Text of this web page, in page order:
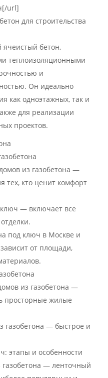
url]
для строительства
ячеистый бетон,
теплоизоляционными
и
Он идеально
как одноэтажных, так и
для реализации
проектов.
из газобетона —
тех, кто ценит комфорт
— включает все
под ключ в Москве и
от площади,
из газобетона —
просторные жилые
газобетона — быстрое и
этапы и особенности
— ленточный